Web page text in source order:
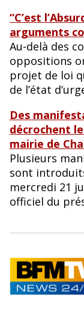
“C’est
arguments
Au-delà des
oppositions
projet de loi
de l’état
Des
décrochent
mairie de
Plusieurs
sont
mercredi 21
officiel du